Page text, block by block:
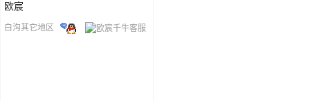
欧宸
白沟其它地区